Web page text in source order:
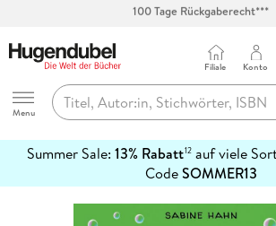
Abholung in über 100 Filialen
Hugendubel
Menu
Filiale Konto
Summer Sale: 13% Rabatt12auf viele
CodeSOMMER13
erfahren